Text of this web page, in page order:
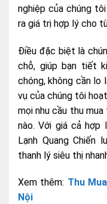
nghiệp của chúng
ra giá trị hợp lý cho
Điều đặc biệt là
chỗ, giúp bạn tiết
chóng, không cần
vụ của chúng tôi
mọi nhu cầu thu
nào. Với giá cả hợp
Lạnh Quang
thanh lý siêu thị
Xem thêm: Thu
Nội